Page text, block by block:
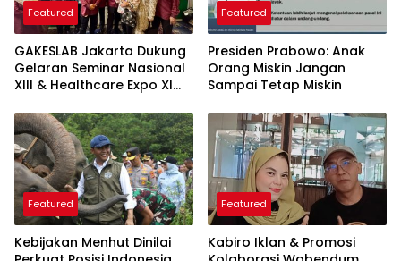
Featured
GAKESLAB Jakarta Dukung
Gelaran Seminar Nasional
XIII & Healthcare Expo XI
Featured
Presiden Prabowo: Anak
Orang Miskin Jangan
Sampai Tetap Miskin
Featured
Kebijakan Menhut Dinilai
Featured
Kabiro Iklan & Promosi